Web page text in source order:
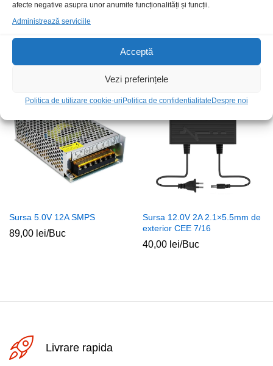
afecte negative asupra unor anumite funcționalități și funcții.
Administrează serviciile
Acceptă
Vezi preferințele
Politica de utilizare cookie-uri Politica de confidentialitate Despre noi
SMPS
Sursa 5.0V 12A SMPS
89,00 lei/Buc
Sursa 12.0V 2A 2.1×5.5mm de
exterior CEE 7/16
40,00 lei/Buc
Livrare rapida